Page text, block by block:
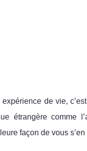
expérience de vie,
étrangère comme
façon de vous